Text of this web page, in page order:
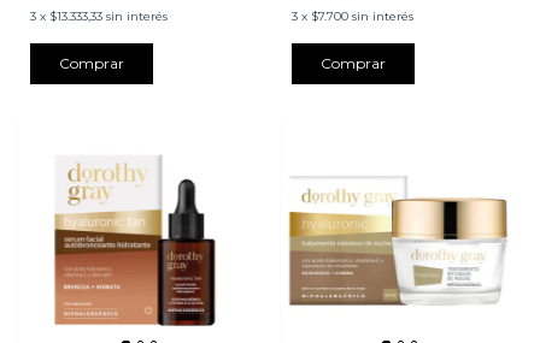
3 x $13.333,33 sin interés 3 x $7.700 sin interés